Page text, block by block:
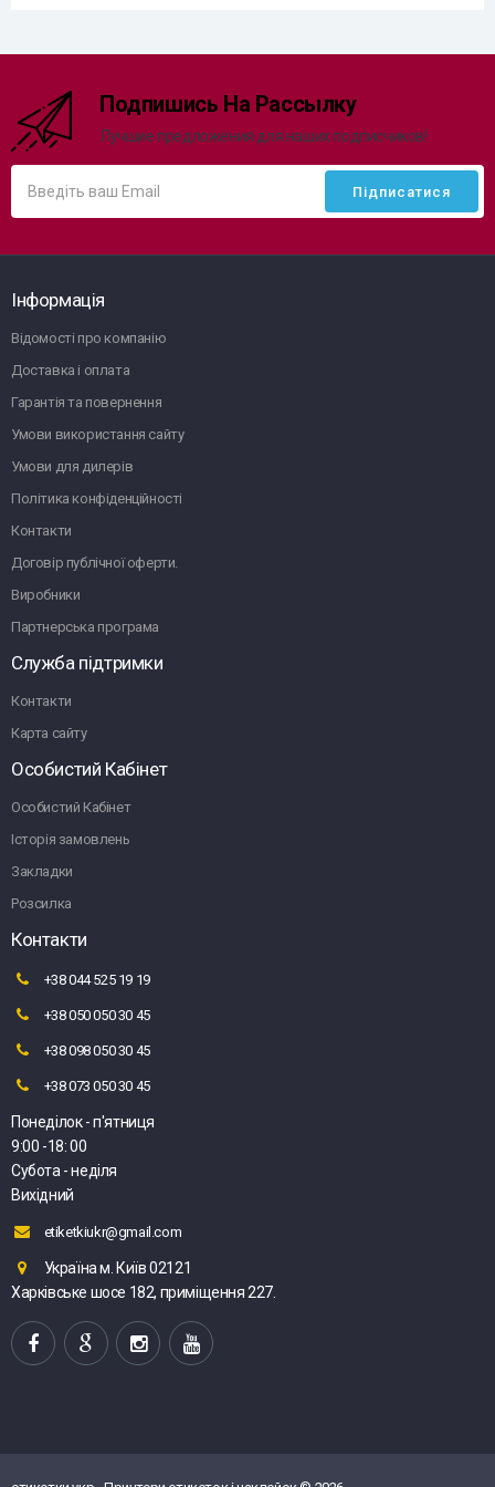
Подпишись На Рассылку
Лучшие предложения для наших подписчиков!
Інформація
Відомості про компанію
Доставка і оплата
Гарантія та повернення
Умови використання сайту
Умови для дилерів
Політика конфіденційності
Контакти
Договір публічної оферти.
Виробники
Партнерська програма
Служба підтримки
Контакти
Карта сайту
Особистий Кабінет
Особистий Кабінет
Історія замовлень
Закладки
Розсилка
Контакти
+38 044 525 19 19
+38 050 050 30 45
+38 098 050 30 45
+38 073 050 30 45
Понеділок - п'ятниця
9:00 -18: 00
Субота - неділя
Вихідний
etiketkiukr@gmail.com
Україна м. Київ 02121
Харківське шосе 182, приміщення 227.